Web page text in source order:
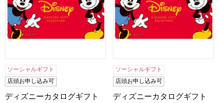
ソーシャルギフト
店頭お申し込み可
ディズニーカタログギフト
ソーシャルギフト
店頭お申し込み可
ディズニーカタログギフト